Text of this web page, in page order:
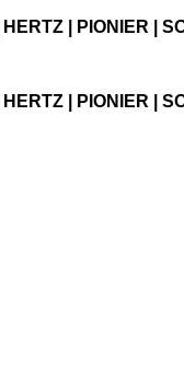
| PIONIER |
| PIONIER |